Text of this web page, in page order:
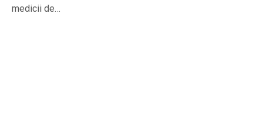
medicii de…